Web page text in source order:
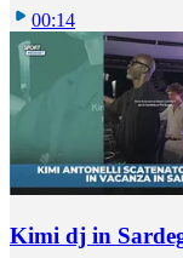
00:14
Kimi dj in